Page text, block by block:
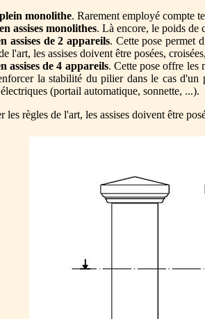
plein monolithe. Rarement employé compte
en assises monolithes. Là encore, le poids de
assises de 2 appareils. Cette pose permet
l'art, les assises doivent être posées,
assises de 4 appareils. Cette pose offre les
la stabilité du pilier dans le cas d'un
(portail automatique, sonnette, ...).
les règles de l'art, les assises doivent être